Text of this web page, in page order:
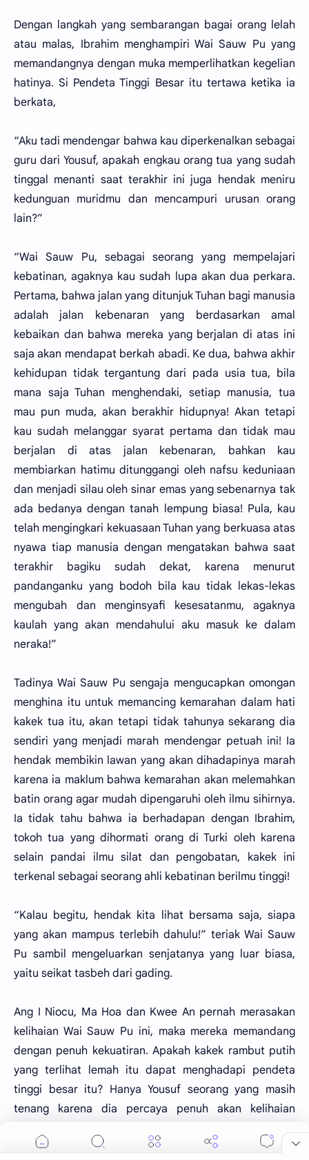
Dengan langkah yang sembarangan bagai orang lelah
atau malas, Ibrahim menghampiri Wai Sauw Pu yang
memandangnya dengan muka memperlihatkan kegelian
hatinya. Si Pendeta Tinggi Besar itu tertawa ketika ia
berkata,
“Aku tadi mendengar bahwa kau diperkenalkan sebagai
guru dari Yousuf, apakah engkau orang tua yang sudah
tinggal menanti saat terakhir ini juga hendak meniru
kedunguan muridmu dan mencampuri urusan orang
lain?”
“Wai Sauw Pu, sebagai seorang yang mempelajari
kebatinan, agaknya kau sudah lupa akan dua perkara.
Pertama, bahwa jalan yang ditunjuk Tuhan bagi manusia
adalah jalan kebenaran yang berdasarkan amal
kebaikan dan bahwa mereka yang berjalan di atas ini
saja akan mendapat berkah abadi. Ke dua, bahwa akhir
kehidupan tidak tergantung dari pada usia tua, bila
mana saja Tuhan menghendaki, setiap manusia, tua
mau pun muda, akan berakhir hidupnya! Akan tetapi
kau sudah melanggar syarat pertama dan tidak mau
berjalan di atas jalan kebenaran, bahkan kau
membiarkan hatimu ditunggangi oleh nafsu keduniaan
dan menjadi silau oleh sinar emas yang sebenarnya tak
ada bedanya dengan tanah lempung biasa! Pula, kau
telah mengingkari kekuasaan Tuhan yang berkuasa atas
nyawa tiap manusia dengan mengatakan bahwa saat
terakhir bagiku sudah dekat, karena menurut
pandanganku yang bodoh bila kau tidak lekas-lekas
mengubah dan menginsyafi kesesatanmu, agaknya
kaulah yang akan mendahului aku masuk ke dalam
neraka!”
Tadinya Wai Sauw Pu sengaja mengucapkan omongan
menghina itu untuk memancing kemarahan dalam hati
kakek tua itu, akan tetapi tidak tahunya sekarang dia
sendiri yang menjadi marah mendengar petuah ini! Ia
hendak membikin lawan yang akan dihadapinya marah
karena ia maklum bahwa kemarahan akan melemahkan
batin orang agar mudah dipengaruhi oleh ilmu sihirnya.
Ia tidak tahu bahwa ia berhadapan dengan Ibrahim,
tokoh tua yang dihormati orang di Turki oleh karena
selain pandai ilmu silat dan pengobatan, kakek ini
terkenal sebagai seorang ahli kebatinan berilmu tinggi!
“Kalau begitu, hendak kita lihat bersama saja, siapa
yang akan mampus terlebih dahulu!” teriak Wai Sauw
Pu sambil mengeluarkan senjatanya yang luar biasa,
yaitu seikat tasbeh dari gading.
Ang I Niocu, Ma Hoa dan Kwee An pernah merasakan
kelihaian Wai Sauw Pu ini, maka mereka memandang
dengan penuh kekuatiran. Apakah kakek rambut putih
yang terlihat lemah itu dapat menghadapi pendeta
tinggi besar itu? Hanya Yousuf seorang yang masih
tenang karena dia percaya penuh akan kelihaian